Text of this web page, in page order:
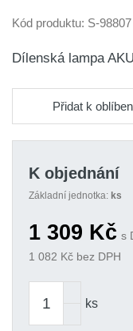
Kód produktu: S-98807
Dílenská lampa
Přidat k
K objednání
Základní jednotka: ks
1 309 Kč s
1 082 Kč bez DPH
ks